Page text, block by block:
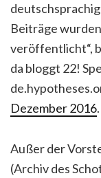
Beiträge
veröffentlicht“,
da bloggt 22!
Dezember 2016.
Außer der
(Archiv des